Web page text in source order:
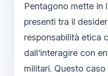
Pentagono mette in
presenti tra il
responsabilità etica
dall’interagire con
militari. Questo